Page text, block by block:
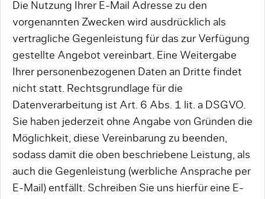
Die Nutzung Ihrer E-Mail Adresse zu den
vorgenannten Zwecken wird ausdrücklich als
vertragliche Gegenleistung für das zur Verfügung
gestellte Angebot vereinbart. Eine Weitergabe
Ihrer personenbezogenen Daten an Dritte findet
nicht statt. Rechtsgrundlage für die
Datenverarbeitung ist Art. 6 Abs. 1 lit. a DSGVO.
Sie haben jederzeit ohne Angabe von Gründen die
Möglichkeit, diese Vereinbarung zu beenden,
sodass damit die oben beschriebene Leistung, als
auch die Gegenleistung (werbliche Ansprache per
E-Mail) entfällt. Schreiben Sie uns hierfür eine E-